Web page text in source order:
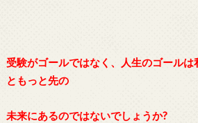
受験がゴールではなく、人生のゴール
ともっと先の
未来にあるのではないでしょうか?